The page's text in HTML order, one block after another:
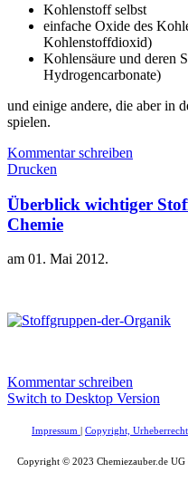
Kohlenstoff selbst
einfache Oxide des
Kohlenstoffdioxid)
Kohlensäure und deren
Hydrogencarbonate)
und einige andere, die aber in
spielen.
Kommentar schreiben
Drucken
Überblick wichtiger
Chemie
am 01. Mai 2012.
Kommentar schreiben
Switch to Desktop Version
Impressum Copyright, Urheberrecht
Copyright © 2023 Chemiezauber.de